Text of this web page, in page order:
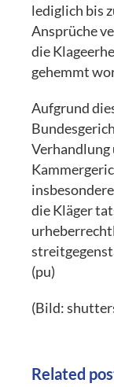
lediglich bis
Ansprüche
die
gehemmt
Aufgrund
Verhandlung
die Kläger
(pu)
(Bild:
Related